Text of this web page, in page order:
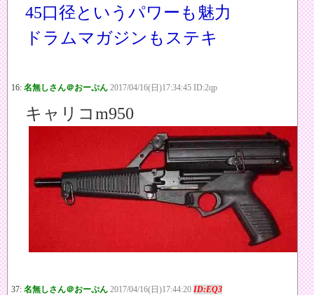
45口径というパワーも魅力
ドラムマガジンもステキ
16: 名無しさん＠おーぷん 2017/04/16(日)17:34:45 ID:2qp
キャリコm950
37: 名無しさん＠おーぷん 2017/04/16(日)17:44:20 ID:EQ3